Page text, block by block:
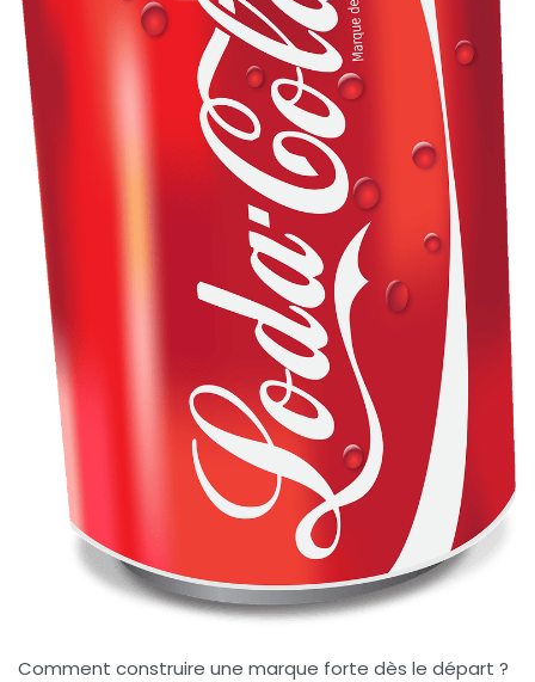
Comment construire une marque forte dès le départ ?